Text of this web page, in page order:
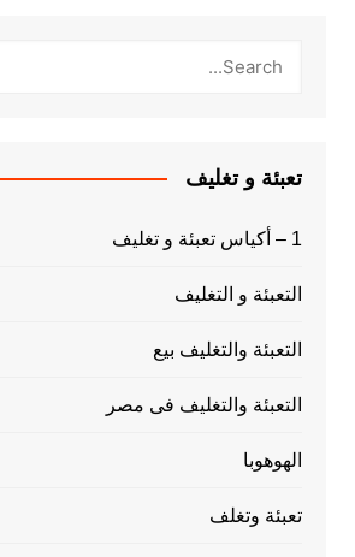
تعبئة و تغليف
1 – أكياس تعبئة و تغليف
التعبئة و التغليف
التعبئة والتغليف بيع
التعبئة والتغليف فى مصر
الهوهوبا
تعبئة وتغلف